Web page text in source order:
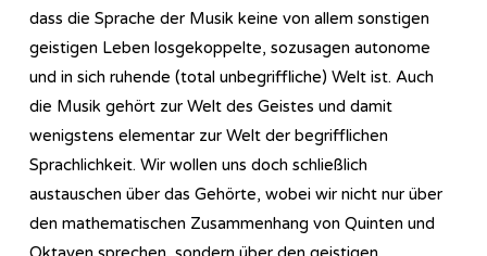
dass die Sprache der Musik keine von allem sonstigen
geistigen Leben losgekoppelte, sozusagen autonome
und in sich ruhende (total unbegriffliche) Welt ist. Auch
die Musik gehört zur Welt des Geistes und damit
wenigstens elementar zur Welt der begrifflichen
Sprachlichkeit. Wir wollen uns doch schließlich
austauschen über das Gehörte, wobei wir nicht nur über
den mathematischen Zusammenhang von Quinten und